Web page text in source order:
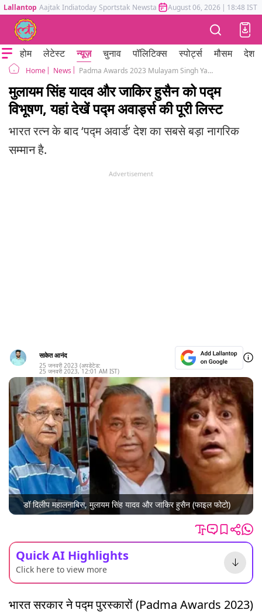
Lallantop Aajtak Indiatoday Sportstak Newstak Mumbai Tak Astrotak
August 06, 2026 | 18:48 IST
होम लेटेस्ट न्यूज़ चुनाव पॉलिटिक्स स्पोर्ट्स मौसम देश
Home News Padma Awards 2023 Mulayam Singh Yadav Kumar Jhunjhunwala full list of recipients
मुलायम सिंह यादव और जाकिर हुसैन को पद्म
विभूषण, यहां देखें पद्म अवार्ड्स की पूरी लिस्ट
भारत रत्न के बाद ‘पद्म अवार्ड’ देश का सबसे बड़ा नागरिक
सम्मान है.
Advertisement
साकेत आनंद
25 जनवरी 2023 (अपडेटेड:
25 जनवरी 2023, 12:01 AM IST)
डॉ दिलीप महालनाबिस, मुलायम सिंह यादव और जाकिर हुसैन (फाइल फोटो)
Quick AI Highlights
Click here to view more
भारत सरकार ने पद्म पुरस्कारों (Padma Awards 2023)